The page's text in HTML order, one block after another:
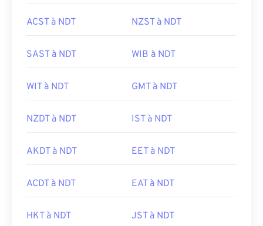
ACST à NDT NZST à NDT
SAST à NDT WIB à NDT
WIT à NDT GMT à NDT
NZDT à NDT IST à NDT
AKDT à NDT EET à NDT
ACDT à NDT EAT à NDT
HKT à NDT JST à NDT